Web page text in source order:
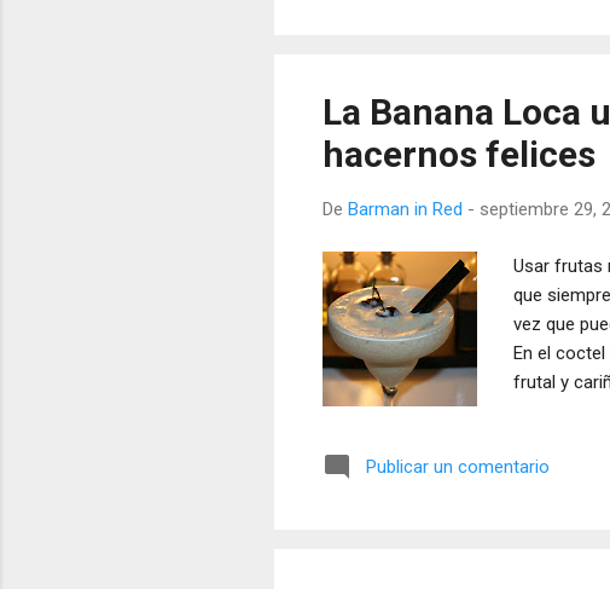
La Banana Loca
hacernos felices
De Barman in Red - septiembre 29,
Usar frutas
que
vez que
En el
frutal y
Publicar un comentario